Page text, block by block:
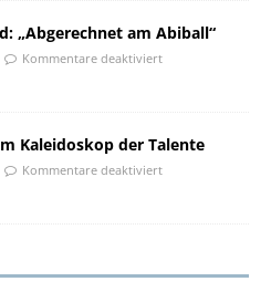
„Abgerechnet am Abiball“
Kommentare deaktiviert
Kaleidoskop der Talente
Kommentare deaktiviert